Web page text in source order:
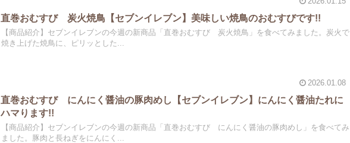
直巻おむすび 炭火焼鳥【セブンイレブン】美味しい焼鳥のおむすびです!!
【商品紹介】セブンイレブンの今週の新商品「直巻おむすび 炭火焼鳥」を食べてみました。炭火で
焼き上げた焼鳥に、ピリッとした...
2026.01.08
直巻おむすび にんにく醤油の豚肉めし【セブンイレブン】にんにく醤油たれに
ハマります!!
【商品紹介】セブンイレブンの今週の新商品「直巻おむすび にんにく醤油の豚肉めし」を食べてみ
ました。豚肉と長ねぎをにんにく...